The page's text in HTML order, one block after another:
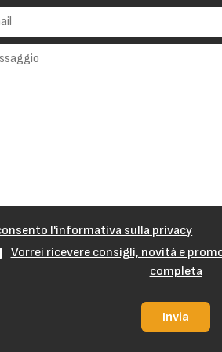
l'informativa sulla privacy
Vorrei ricevere consigli, novità e
completa
Invia